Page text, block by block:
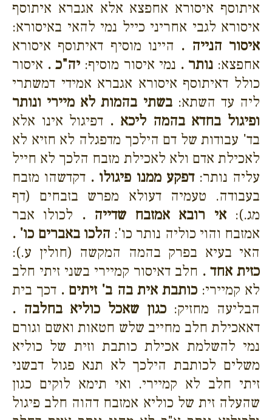
איתוסף איסורא אחפצא אלא אגברא איתוסף
איסורא לגבי אחריני כייל נמי להאי באיסורא:
איסור הנייה . היינו מוסיף דאיתוסף איסורא
אחפצא:נותר . נמי איסור מוסיף: יה"כ . איסור
כולל דאיתוסף איסורא אגברא אמידי דמשתרי
ליה עד השתא:בשתי בהמות לא מיירי ונותר
ופיגול בחדא בהמה ליכא . דפיגול אינו אלא
בד' עבודות של דם הילכך מדפגלה לא חזיא לא
לאכילת אדם ולא לאכילת מזבח הלכך לא חייל
עליה נותר:דפקע ממנו פיגולו . דקדשהו מזבח
בעבודה. טעמיה דעולא מפרש בזבחים (דף
מג.):אי רובא אמזבח שדייה . לכולו אבר
אמזבח והוי כוליה נותר כו': הלכו באברים כו' .
האי בעיא בפרק בהמה המקשה (חולין ע.):
כזית אחד . חלב דאיסור קמיירי בשני זיתי חלב
לא קמיירי:כותבת אית בה ב' זיתים . דכך בית
הבליעה מחזיק:כגון שאכל כוליא בחלבה .
דאאכילת חלב מחייב שלש חטאות ואשם וגורם
נמי להשלמת אכילת כותבת וזית של כוליא
משלים לכותבת הילכך לא תנא פגול דבשני
זיתי חלב לא קמיירי. ואי תימא לוקים כגון
שהעלה זית של כוליא אמזבח דהוה חלב פיגול